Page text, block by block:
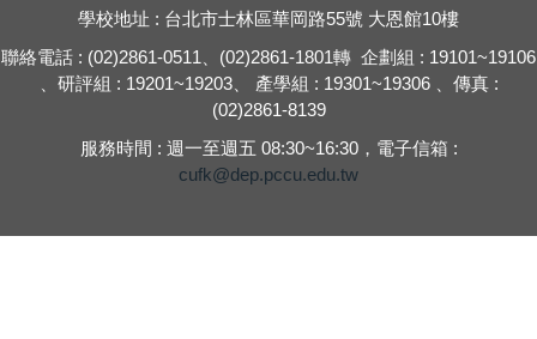
學校地址 : 台北市士林區華岡路55號 大恩館10樓
聯絡電話 : (02)2861-0511、(02)2861-1801轉 企劃組 : 19101~19106
、研評組 : 19201~19203、 產學組 : 19301~19306 、傳真 :
(02)2861-8139
服務時間 : 週一至週五 08:30~16:30，電子信箱 :
cufk@dep.pccu.edu.tw